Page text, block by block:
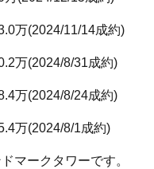
万(2024/11/14成約)
万(2024/8/31成約)
万(2024/8/24成約)
万(2024/8/1成約)
マークタワーです。